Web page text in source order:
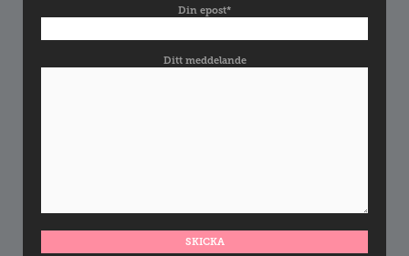
Din epost*
Ditt meddelande